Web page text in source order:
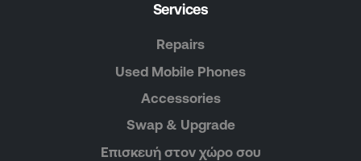
Services
Repairs
Used Mobile Phones
Accessories
Swap & Upgrade
Επισκευή στον χώρο σου